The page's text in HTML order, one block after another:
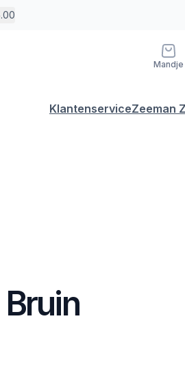
Mandje
KlantenserviceZeeman